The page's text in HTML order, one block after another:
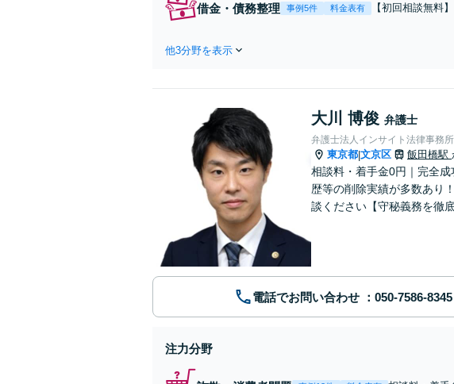
借金・債務整理 事例5件 料金表有
【初回相談無料
他3分野を表示
大川 博俊 弁護士
弁護士法人インサイト法律事務所
東京都|文京区 飯田橋駅
相談料・着手金0円｜完全
歴等の削除実績が多数あり
談ください【守秘義務を徹底
電話でお問い合わせ
注力分野